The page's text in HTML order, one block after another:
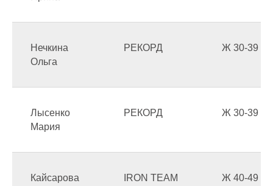
Нечкина
Ольга
РЕКОРД Ж 30-39
Лысенко
Мария
РЕКОРД Ж 30-39
Кайсарова
IRON TEAM Ж 40-49